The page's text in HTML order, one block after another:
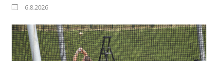
6.8.2026